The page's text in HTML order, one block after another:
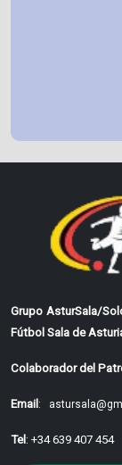
Grupo AsturSala/
Fútbol Sala de
Colaborador del
Email:
Tel: +34 639 407 454